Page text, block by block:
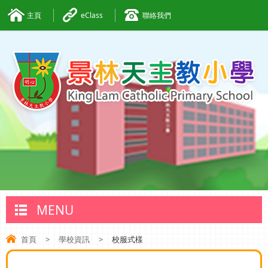
主頁 eClass 聯絡我們
MENU
首頁 > 學校資訊 > 校服式樣